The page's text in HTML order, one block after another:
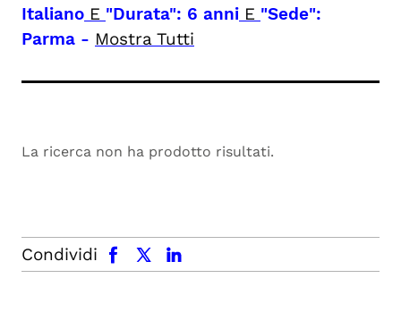
Italiano E "Durata": 6 anni E "Sede":
Parma - Mostra Tutti
La ricerca non ha prodotto risultati.
Condividi
facebook x.com linkedin